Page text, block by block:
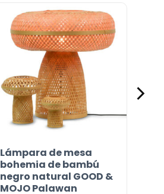
Lámpara de mesa
bohemia de bambú
negro natural GOOD &
MOJO Palawan